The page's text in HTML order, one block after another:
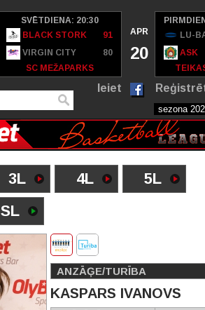
SVĒTDIENA: 20:30
BLACK STORK
91
VIRGIN CITY
80
SC MEŽAPARKS
APR
20
LU-
ASK
Ieiet
3L 4L
5L
SL
ANZĀĢE/TURĪBA
KASPARS IVANOVS